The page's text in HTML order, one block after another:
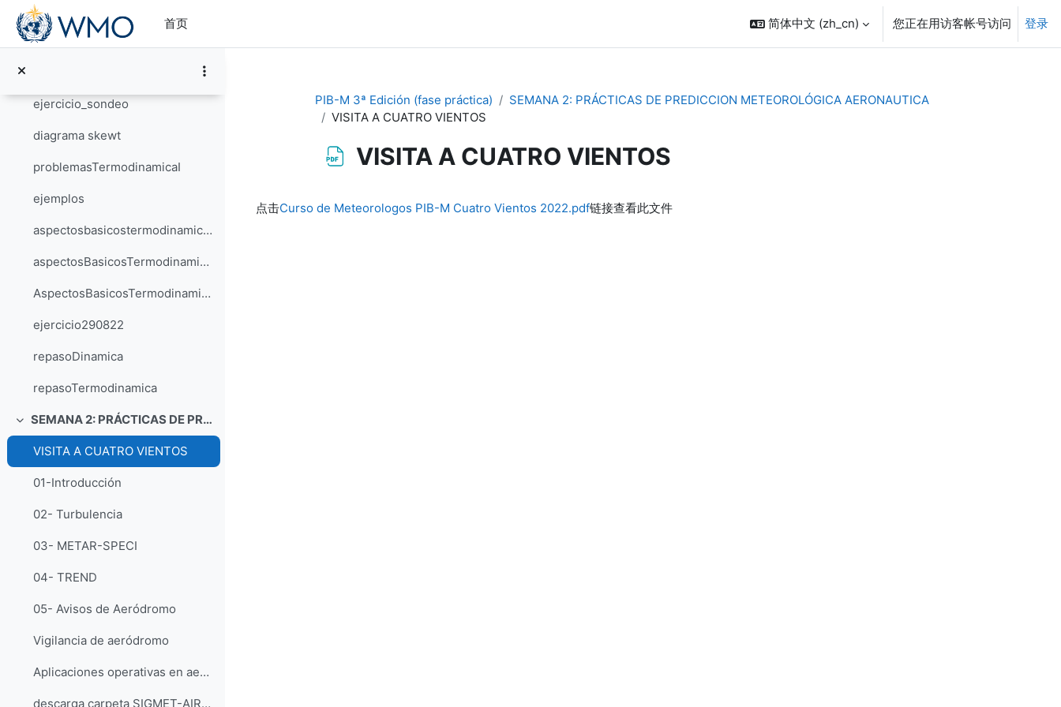
跳到主要内容
首页
简体中文 ‎(zh_cn)‎ 您正在用访客帐号访问 登录
ejercicio_sondeo
diagrama skewt
problemasTermodinamicaI
ejemplos
aspectosbasicostermodinamica1
aspectosBasicosTermodinamicaII
AspectosBasicosTermodinamicaIII
ejercicio290822
repasoDinamica
repasoTermodinamica
折叠 SEMANA 2: PRÁCTICAS DE PREDICCION METEOROLÓGICA AERONAUTICA
VISITA A CUATRO VIENTOS
01-Introducción
02- Turbulencia
03- METAR-SPECI
04- TREND
05- Avisos de Aeródromo
Vigilancia de aeródromo
Aplicaciones operativas en aeronáutica
descarga carpeta SIGMET-AIRMET
PIB-M 3ª Edición (fase práctica)
SEMANA 2: PRÁCTICAS DE PREDICCION METEOROLÓGICA AERONAUTICA
VISITA A CUATRO VIENTOS
VISITA A CUATRO VIENTOS
点击Curso de Meteorologos PIB-M Cuatro Vientos 2022.pdf链接查看此文件